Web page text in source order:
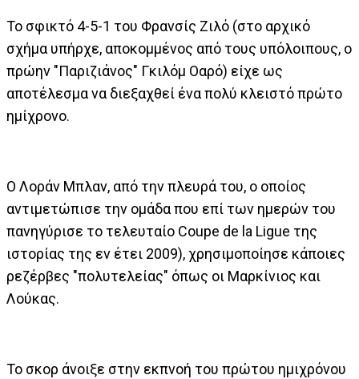
Το σφικτό 4-5-1 του Φρανσίς Ζιλό (στο αρχικό
σχήμα υπήρχε, αποκομμένος από τους υπόλοιπους, ο
πρώην "Παριζιάνος" Γκιλόμ Οαρό) είχε ως
αποτέλεσμα να διεξαχθεί ένα πολύ κλειστό πρώτο
ημίχρονο.
Ο Λοράν Μπλαν, από την πλευρά του, ο οποίος
αντιμετώπισε την ομάδα που επί των ημερών του
πανηγύρισε το τελευταίο Coupe de la Ligue της
ιστορίας της εν έτει 2009), χρησιμοποίησε κάποιες
ρεζέρβες "πολυτελείας" όπως οι Μαρκίνιος και
Λούκας.
Το σκορ άνοιξε στην εκπνοή του πρώτου ημιχρόνου